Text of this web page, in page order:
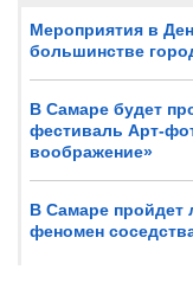
Мероприятия в
большинстве
В Самаре будет
фестиваль Арт-
воображение»
В Самаре пройдет
феномен